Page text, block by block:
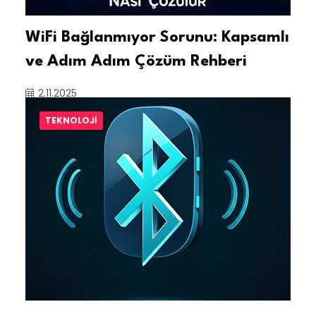
WiFi Bağlanmıyor Sorunu: Kapsamlı
ve Adım Adım Çözüm Rehberi
2.11.2025
TEKNOLOJI